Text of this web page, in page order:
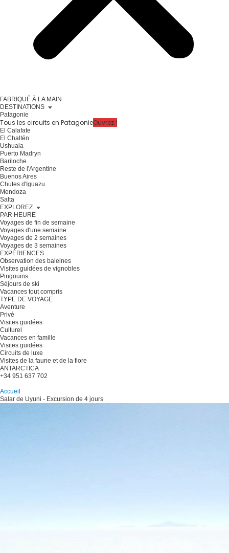
FABRIQUÉ À LA MAIN
DESTINATIONS
Patagonie
Tous les circuits en PatagonieOuvrez !
El Calafate
El Chaltén
Ushuaia
Puerto Madryn
Bariloche
Reste de l'Argentine
Buenos Aires
Chutes d'Iguazu
Mendoza
Salta
EXPLOREZ
PAR HEURE
Voyages de fin de semaine
Voyages d'une semaine
Voyages de 2 semaines
Voyages de 3 semaines
EXPÉRIENCES
Observation des baleines
Visites guidées de vignobles
Pingouins
Séjours de ski
Vacances tout compris
TYPE DE VOYAGE
Aventure
Privé
Visites guidées
Culturel
Vacances en famille
Visites guidées
Circuits de luxe
Visites de la faune et de la flore
ANTARCTICA
+34 951 637 702
Accueil
Salar de Uyuni - Excursion de 4 jours